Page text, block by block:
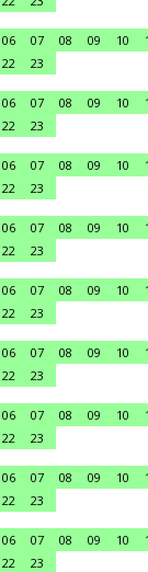
06 07 08 09 10
22
23
06 07 08 09 10
22
23
06 07 08 09 10
22
23
06 07 08 09 10
22
23
06 07 08 09 10
22
23
06 07 08 09 10
22
23
06 07 08 09 10
22
23
06 07 08 09 10
22
23
06 07 08 09 10
22
23